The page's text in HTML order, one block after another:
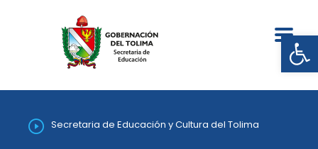
Secretaria de Educación y Cultura del Tolima